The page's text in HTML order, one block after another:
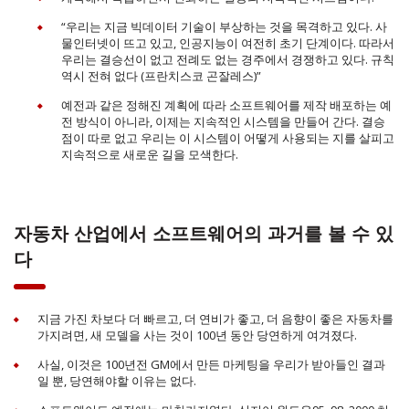
“우리는 지금 빅데이터 기술이 부상하는 것을 목격하고 있다. 사
물인터넷이 뜨고 있고, 인공지능이 여전히 초기 단계이다. 따라서
우리는 결승선이 없고 전례도 없는 경주에서 경쟁하고 있다. 규칙
역시 전혀 없다 (프란치스코 곤잘레스)”
예전과 같은 정해진 계획에 따라 소프트웨어를 제작 배포하는 예
전 방식이 아니라, 이제는 지속적인 시스템을 만들어 간다. 결승
점이 따로 없고 우리는 이 시스템이 어떻게 사용되는 지를 살피고
지속적으로 새로운 길을 모색한다.
자동차 산업에서 소프트웨어의 과거를 볼 수 있
다
지금 가진 차보다 더 빠르고, 더 연비가 좋고, 더 음향이 좋은 자동차를
가지려면, 새 모델을 사는 것이 100년 동안 당연하게 여겨졌다.
사실, 이것은 100년전 GM에서 만든 마케팅을 우리가 받아들인 결과
일 뿐, 당연해야할 이유는 없다.